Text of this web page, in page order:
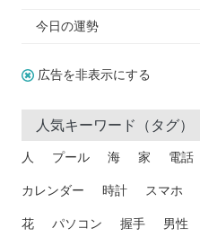
今日の運勢
広告を非表示にする
人気キーワード（タグ）
人 プール 海 家 電話
カレンダー 時計 スマホ
花 パソコン 握手 男性